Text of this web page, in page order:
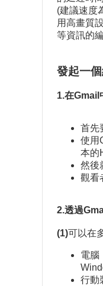
(建議速度
用高畫質
等資訊的編
發起一
1.在Gmail
首先
使用
本的
然後
觀看
2.透過
(1)可以在
電腦
行動